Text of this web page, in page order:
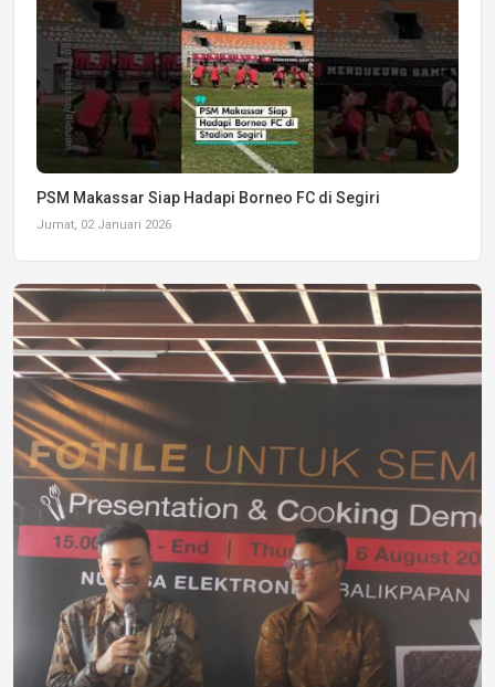
PSM Makassar Siap Hadapi Borneo FC di Segiri
Jumat, 02 Januari 2026